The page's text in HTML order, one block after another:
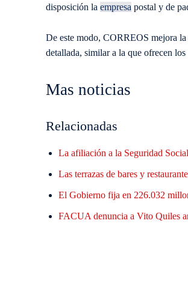
disposición la empresa postal y de
De este modo, CORREOS mejora la
detallada, similar a la que ofrecen los
Mas noticias
Relacionadas
La afiliación a la Seguridad
Las terrazas de bares y
El Gobierno fija en 226.032
FACUA denuncia a Vito Quiles